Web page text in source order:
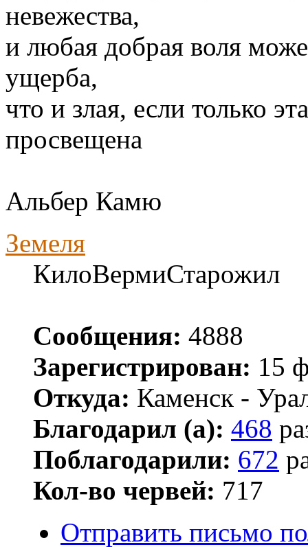
невежества,
и любая добрая воля
ущерба,
что и злая, если только
просвещена
Альбер Камю
Земеля
КилоВермиСтарожил
Сообщения: 4888
Зарегистрирован: 15
Откуда: Каменск -
Благодарил (а): 468
Поблагодарили: 672
Кол-во червей: 717
Отправить письмо